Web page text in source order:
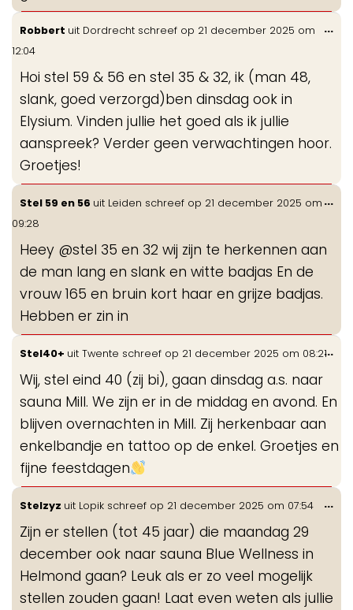
Robbert uit Dordrecht schreef op 21 december 2025 om
12:04
Hoi stel 59 & 56 en stel 35 & 32, ik (man 48,
slank, goed verzorgd)ben dinsdag ook in
Elysium. Vinden jullie het goed als ik jullie
aanspreek? Verder geen verwachtingen hoor.
Groetjes!
...
Stel 59 en 56 uit Leiden schreef op 21 december 2025 om
09:28
Heey @stel 35 en 32 wij zijn te herkennen aan
de man lang en slank en witte badjas En de
vrouw 165 en bruin kort haar en grijze badjas.
Hebben er zin in
...
Stel40+ uit Twente schreef op 21 december 2025 om 08:21
Wij, stel eind 40 (zij bi), gaan dinsdag a.s. naar
sauna Mill. We zijn er in de middag en avond. En
blijven overnachten in Mill. Zij herkenbaar aan
enkelbandje en tattoo op de enkel. Groetjes en
fijne feestdagen
...
Stelzyz uit Lopik schreef op 21 december 2025 om 07:54
Zijn er stellen (tot 45 jaar) die maandag 29
december ook naar sauna Blue Wellness in
Helmond gaan? Leuk als er zo veel mogelijk
stellen zouden gaan! Laat even weten als jullie
...